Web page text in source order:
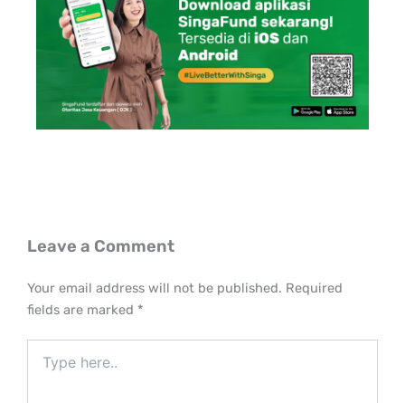
Leave a Comment
Your email address will not be published. Required
fields are marked *
here..